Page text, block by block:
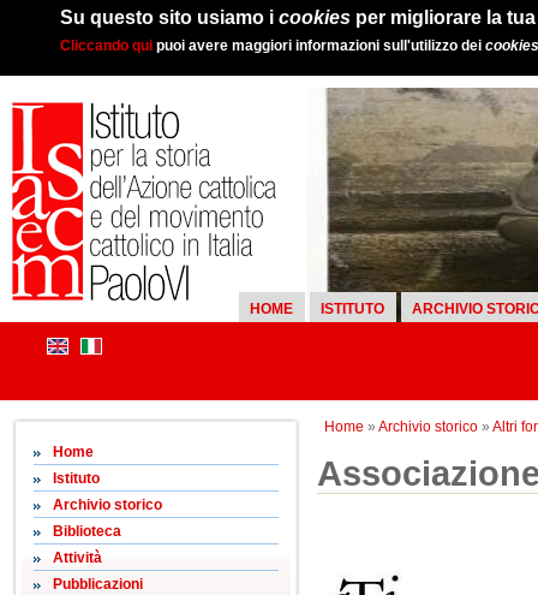
Su questo sito usiamo i cookies per migliorare la
Cliccando qui puoi avere maggiori informazioni sull'utilizzo dei cookies
HOME ISTITUTO ARCHIVIO
Home » Archivio storico» Altri
Home
Istituto
Archivio storico
Biblioteca
Attività
Pubblicazioni